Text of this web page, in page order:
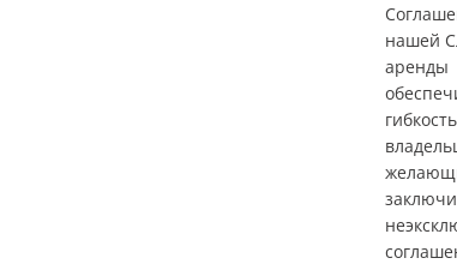
нашей
аренды
гибкость